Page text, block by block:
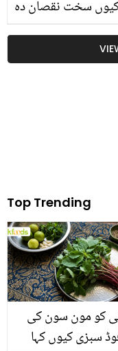
سخت نقصان دہ
نقصان پہنچا
Top Trending
کو مون سون کی
سبزی کیوں کہا